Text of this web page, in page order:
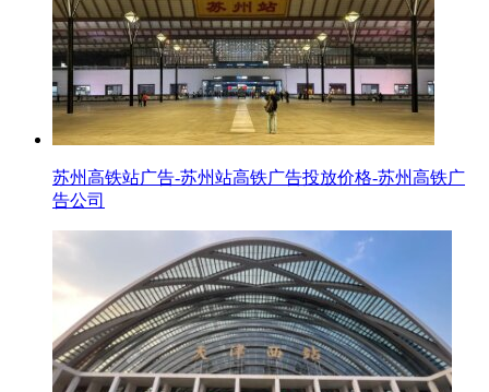
苏州高铁站广告-苏州站高铁广告投放价格-苏州高铁广
告公司